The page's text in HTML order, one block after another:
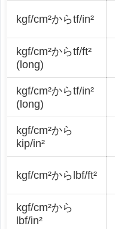
kgf/cm²からtf/in²
kgf/cm²からtf/ft²
(long)
kgf/cm²からtf/in²
(long)
kgf/cm²から
kip/in²
kgf/cm²からlbf/ft²
kgf/cm²から
lbf/in²